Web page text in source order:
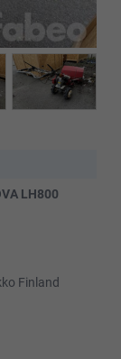
LH800
Finland